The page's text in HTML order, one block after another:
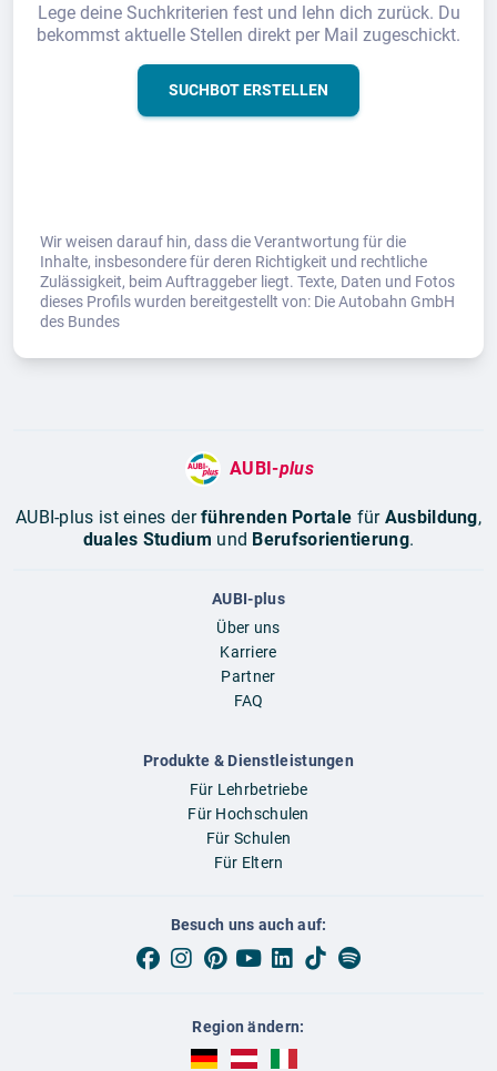
Lege deine Suchkriterien fest und lehn dich zurück. Du
bekommst aktuelle Stellen direkt per Mail zugeschickt.
SUCHBOT ERSTELLEN
Wir weisen darauf hin, dass die Verantwortung für die
Inhalte, insbesondere für deren Richtigkeit und rechtliche
Zulässigkeit, beim Auftraggeber liegt. Texte, Daten und Fotos
dieses Profils wurden bereitgestellt von: Die Autobahn GmbH
des Bundes
AUBI-plus
AUBI-plus ist eines derführenden Portale für Ausbildung,
duales Studium und Berufsorientierung.
AUBI-plus
Über uns
Karriere
Partner
FAQ
Produkte & Dienstleistungen
Für Lehrbetriebe
Für Hochschulen
Für Schulen
Für Eltern
Besuch uns auch auf:
Region ändern:
AUBI-plus Deutschland (deutsch)
AUBI-plus Österreich (deutsch)
AUBI-plus Italien (deutsch)